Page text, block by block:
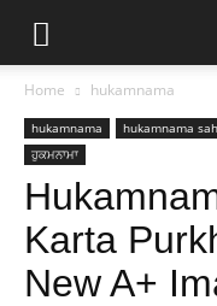
Home hukamnama
hukamnama hukamnama
ਹੁਕਮਨਾਮਾ
Karta
New A+